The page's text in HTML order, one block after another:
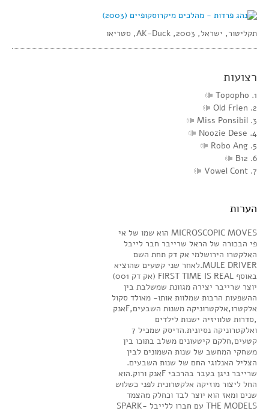
תקליטור, ישראל, 2003, AK-Duck, סטריאו
רצועות
1. Topopho
2. Old Frien
3. Miss Ponsibil
4. Noozie Dese
5. Robo Ang
6. B12
7. Vowel Cont
הערות
MICROSCOPIC MOVES הוא שמו של אי
פי הבכורה של הראל שרייבר חבר לייבל
האלקטרו הירושלמי אק דק תחת השם
MULE DRIVER.לאחר שני קטעים שהוציא
באוסף FIRST TIME IS REAL (אק דק 001)
יוצר שרייבר יצירה מגוונת שמשלבת בין
ההשפעות הרבות שמלוות אותו- מאולד סקול
אלקטרו,אלקטרוניקה משנות השבעים,Fאנק
,סדרות טלוויזיה ישנות לילדים
ואלקטרוניקה נסיונית.הדיסק שמכיל 7
קטעים,חלקם קיטעונים משלב בתוכו בין
משחקי המחשב של שנות השמונים לבין
הצליל האנלוגי החם של שנות השבעים.
שרייבר ניגן בעבר בהרכבי Fאנק ורוק.הוא
החל ליצור מוזיקה אלקטרונית לפני כשלוש
שנים ומאז הוא יוצר לבד וכחלק מהצמד
THE MODELS עם חברו ללייבל SPARK-